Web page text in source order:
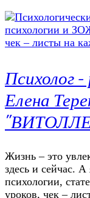
Психолог
Елена
Жизнь – это
здесь и сейчас.
психологии,
уроков, чек –